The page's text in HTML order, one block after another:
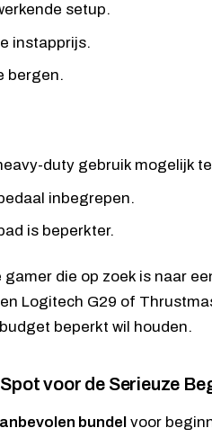
setup.
instapprijs.
bergen.
duty gebruik mogelijk
inbegrepen.
is beperkter.
die op zoek is naar
Logitech G29 of
beperkt wil houden.
voor de Serieuze
bundel voor